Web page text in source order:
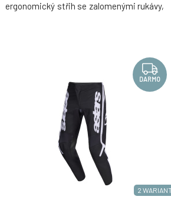
ergonomický střih se zalomenými rukávy,
2
DARMO